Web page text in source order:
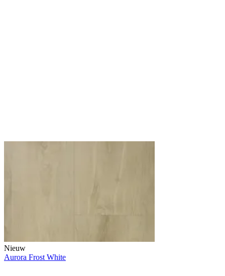
Nieuw
Aurora Frost White